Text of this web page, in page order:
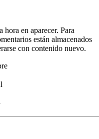
hora en aparecer. Para
están almacenados
con contenido nuevo.